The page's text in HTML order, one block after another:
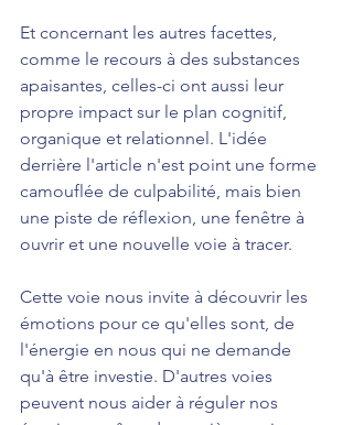
Et concernant les autres facettes,
comme le recours à des substances
apaisantes, celles-ci ont aussi leur
propre impact sur le plan cognitif,
organique et relationnel. L'idée
derrière l'article n'est point une forme
camouflée de culpabilité, mais bien
une piste de réflexion, une fenêtre à
ouvrir et une nouvelle voie à tracer.
Cette voie nous invite à découvrir les
émotions pour ce qu'elles sont, de
l'énergie en nous qui ne demande
qu'à être investie. D'autres voies
peuvent nous aider à réguler nos